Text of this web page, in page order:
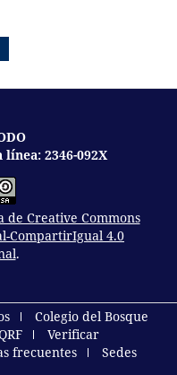
línea: 2346-092X
de Creative Commons
CompartirIgual 4.0
.
Colegio del Bosque
Verificar
frecuentes Sedes